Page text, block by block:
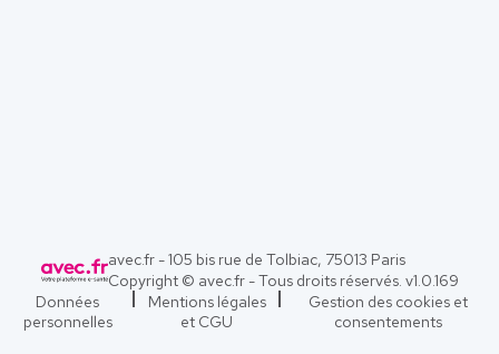
avec.fr - 105 bis rue de Tolbiac, 75013 Paris
Copyright © avec.fr - Tous droits réservés. v1.0.169
Données
personnelles
Mentions légales
et CGU
Gestion des cookies et
consentements